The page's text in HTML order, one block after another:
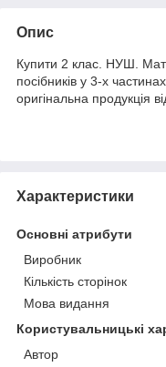
Опис
Купити 2 клас. НУШ.
посібників у 3-х
оригінальна продукція
Характеристики
Основні атрибути
Виробник
Кількість сторінок
Мова видання
Користувальницькі
Автор